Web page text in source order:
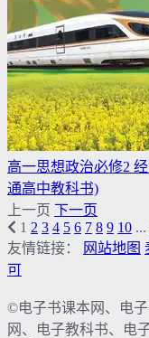
高一思想政治必修2
通高中教科书)
上一页 下一页
1 2 3 4 5 6 7 8 9 10 ...
友情链接：
网站地图
可
©电子书课本网、电
网、电子教科书、电